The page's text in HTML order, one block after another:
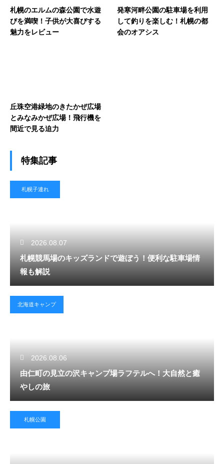
札幌のエルムの森公園で水遊
びを満喫！子供が大喜びする
魅力をレビュー
発寒河畔公園の駐車場を利用
して釣りを楽しむ！札幌の都
会のオアシス
丘珠空港緑地のきたかぜ広場
とみなみかぜ広場！飛行機を
間近で見る迫力
特集記事
札幌子連れ
2026.08.07
札幌競馬場のキッズランドで遊ぼう！便利な駐車場情
報も解説
北海道キャンプ
2026.08.06
由仁町の見立の沢キャンプ場ラフテルへ！大自然と癒
やしの旅
札幌公園